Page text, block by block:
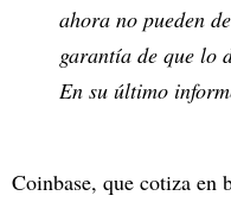
ahora no pueden
garantía de que lo
En su último
Coinbase, que cotiza en